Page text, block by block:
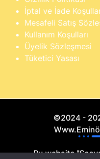
İptal ve İade
Mesafeli Satış
Kullanım Koşulları
Üyelik Sözleşmesi
Tüketici Yasası
©2024 -
Bu website